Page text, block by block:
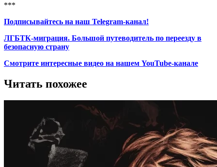
***
Подписывайтесь на наш Telegram-канал!
ЛГБТК-миграция. Большой путеводитель по переезду в
безопасную страну
Смотрите интересные видео на нашем YouTube-канале
Читать похожее